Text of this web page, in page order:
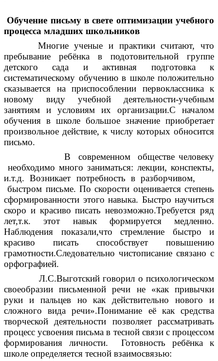
Обучение письму в свете оптимизации учебного
процесса младших школьников
Многие ученые и практики считают, что
пребывание ребёнка в подотовительной группе
детского сада и активная подготовка к
систематическому обучению в школе положительно
сказывается на приспособлении первоклассника к
новому виду учебной деятельности-учебным
занятиям и условиям их организации.С началом
обучения в школе большое значение приобретает
произвольное действие, к числу которых обносится
письмо.
В современном обществе человеку
необходимо много заниматься: лекции, конспекты,
и.т.д. Возникает потребность в разборчивом,
быстром письме. По скорости оценивается степень
сформированности этого навыка. Быстро научиться
скоро и красиво писать невозможно.Требуется ряд
лет,т.к. этот навык формируется медленно.
Наблюдения показали,что стремление быстро и
красиво писать способствует повышению
грамотности.Следовательно чистописание связано с
орфографией.
Л.С.Выготский говорил о психологическом
своеобразии письменной речи не «как привычки
руки и пальцев но как действительно нового и
сложного вида речи».Понимание её как средства
творческой деятельности позволяет рассматривать
процесс усвоения письма в тесной связи с процессом
формирования личности. Готовность ребёнка к
школе определяется тесной взаимосвязью: